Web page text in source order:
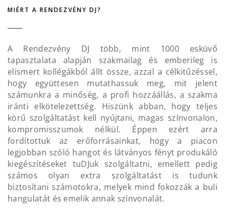
MIÉRT A RENDEZVÉNY DJ?
A Rendezvény DJ több, mint 1000 esküvő
tapasztalata alapján szakmailag és emberileg is
elismert kollégákból állt össze, azzal a célkitűzéssel,
hogy együttesen mutathassuk meg, mit jelent
számunkra a minőség, a profi hozzáállás, a szakma
iránti elkötelezettség. Hiszünk abban, hogy teljes
körű szolgáltatást kell nyújtani, magas színvonalon,
kompromisszumok nélkül. Éppen ezért arra
fordítottuk az erőforrásainkat, hogy a piacon
legjobban szóló hangot és látványos fényt produkáló
kiegészítéseket tuDJuk szolgáltatni, emellett pedig
számos olyan extra szolgáltatást is tudunk
biztosítani számotokra, melyek mind fokozzák a buli
hangulatát és emelik annak színvonalát.